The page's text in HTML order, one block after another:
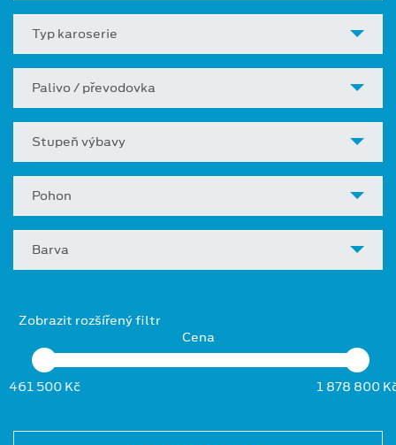
Typ karoserie
Palivo / převodovka
Stupeň výbavy
Pohon
Barva
Zobrazit rozšířený filtr
Cena
461 500 Kč 1 878 800